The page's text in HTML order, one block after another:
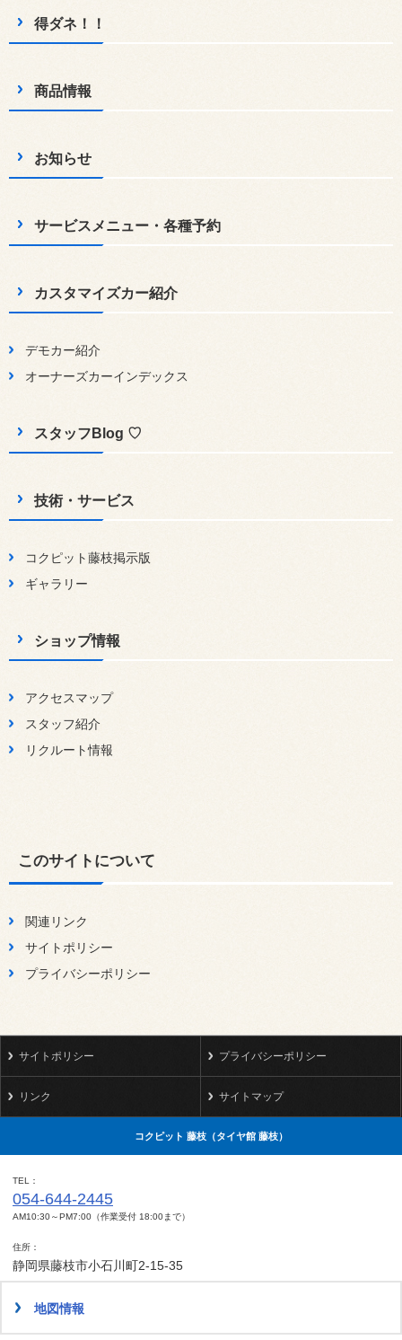
得ダネ！！
商品情報
お知らせ
サービスメニュー・各種予約
カスタマイズカー紹介
デモカー紹介
オーナーズカーインデックス
スタッフBlog ♡
技術・サービス
コクピット藤枝掲示版
ギャラリー
ショップ情報
アクセスマップ
スタッフ紹介
リクルート情報
このサイトについて
関連リンク
サイトポリシー
プライバシーポリシー
サイトポリシー プライバシーポリシー
リンク サイトマップ
コクピット 藤枝（タイヤ館 藤枝）
TEL
054-644-2445
AM10:30～PM7:00（作業受付 18:00まで）
住所
静岡県藤枝市小石川町2-15-35
地図情報